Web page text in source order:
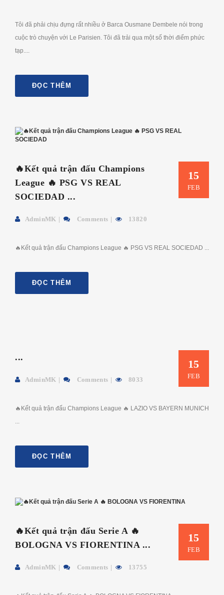
Tôi đã phải chịu đựng rất nhiều ở Barca Ousmane Dembele nói trong
cuộc trò chuyện với Le Parisien. Tôi đã trải qua một số thời điểm phức
tạp....
ĐỌC THÊM
15
FEB
🔥Kết quả trận đấu Champions
League 🔥 PSG VS REAL
SOCIEDAD ...
AdminMK Comments 13820
🔥Kết quả trận đấu Champions League 🔥 PSG VS REAL SOCIEDAD ...
ĐỌC THÊM
15
FEB
...
AdminMK Comments 8033
🔥Kết quả trận đấu Champions League 🔥 LAZIO VS BAYERN MUNICH
ĐỌC THÊM
15
FEB
🔥Kết quả trận đấu Serie A 🔥
BOLOGNA VS FIORENTINA ...
AdminMK Comments 13755